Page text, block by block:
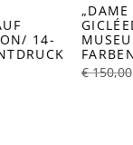
14-
„DAME
€150,00